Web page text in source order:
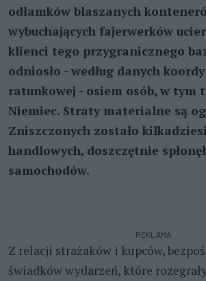
odłamków blaszanych
wybuchających fajerwerków
klienci tego przygranicznego
odniosło - według danych
ratunkowej - osiem osób, w tym
Niemiec. Straty materialne są
Zniszczonych zostało
handlowych, doszczętnie
samochodów.
REKLAMA
Z relacji strażaków i kupców,
świadków wydarzeń, które